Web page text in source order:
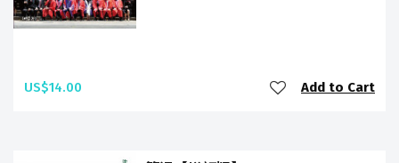
US$14.00 Add to Cart